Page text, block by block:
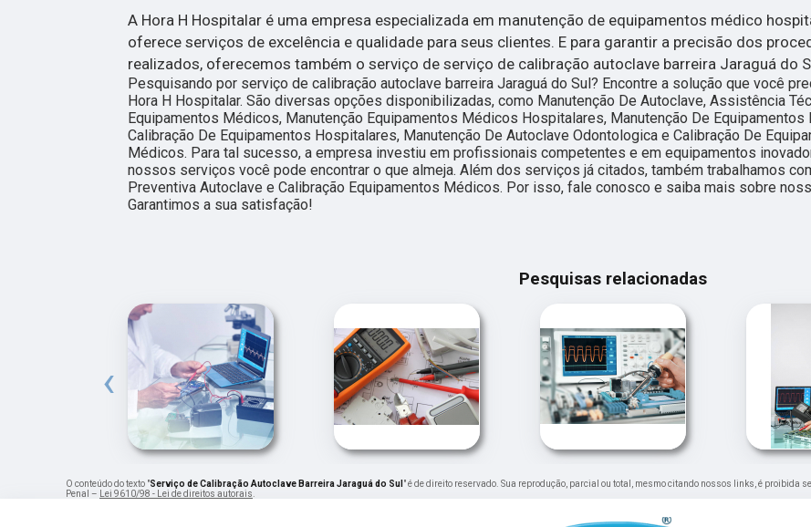
A Hora H Hospitalar é uma empresa especializada em manutenção de equipamentos médico
oferece serviços de excelência e qualidade para seus clientes. E para garantir a precisão dos
realizados, oferecemos também o serviço de serviço de calibração autoclave barreira Jaraguá do
Pesquisando por serviço de calibração autoclave barreira Jaraguá do Sul? Encontre a solução que você
Hora H Hospitalar. São diversas opções disponibilizadas, como Manutenção De Autoclave, Assistência
Equipamentos Médicos, Manutenção Equipamentos Médicos Hospitalares, Manutenção De Equipamentos
Calibração De Equipamentos Hospitalares, Manutenção De Autoclave Odontologica e Calibração De
Médicos. Para tal sucesso, a empresa investiu em profissionais competentes e em equipamentos
nossos serviços você pode encontrar o que almeja. Além dos serviços já citados, também trabalhamos
Preventiva Autoclave e Calibração Equipamentos Médicos. Por isso, fale conosco e saiba mais sobre
Garantimos a sua satisfação!
Pesquisas relacionadas
‹
O conteúdo do texto "Serviço de Calibração Autoclave Barreira Jaraguá do Sul " é de direito reservado. Sua reprodução, parcial ou total, mesmo citando nossos links, é proibida
Penal – Lei 9610/98 - Lei de direitos autorais.